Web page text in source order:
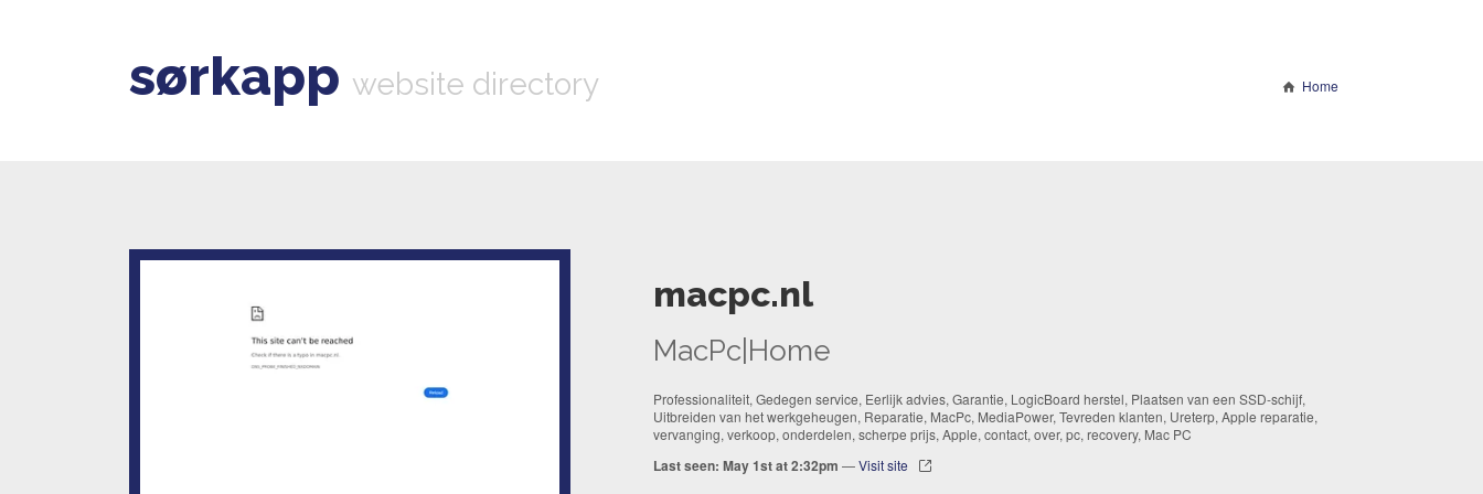
sørkapp website directory Home
macpc.nl
MacPc|Home
Professionaliteit, Gedegen service, Eerlijk advies, Garantie, LogicBoard herstel, Plaatsen van een SSD-schijf,
Uitbreiden van het werkgeheugen, Reparatie, MacPc, MediaPower, Tevreden klanten, Ureterp, Apple reparatie,
vervanging, verkoop, onderdelen, scherpe prijs, Apple, contact, over, pc, recovery, Mac PC
Last seen: May 1st at 2:32pm —Visit site